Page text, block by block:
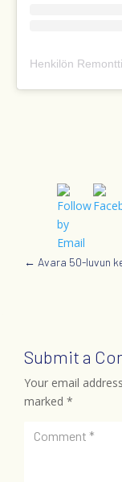
← Avara 50-luvun
Submit a
Your email
marked *